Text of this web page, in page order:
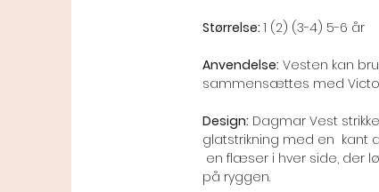
Størrelse: 1 (2) (3-4) 5-6 år
Anvendelse: Vesten kan
sammensættes med
Design: Dagmar Vest
glatstrikning med en kant
en flæser i hver side, der
på ryggen.